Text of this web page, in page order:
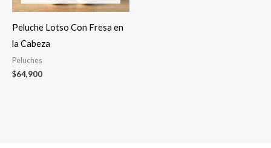
Peluche Lotso Con Fresa en
la Cabeza
Peluches
$64,900